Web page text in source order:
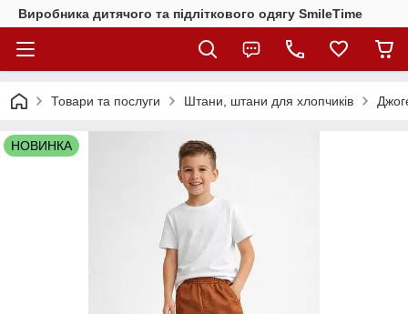
Виробника дитячого та підліткового одягу SmileTime
Товари та послуги Штани, штани для хлопчиків
НОВИНКА